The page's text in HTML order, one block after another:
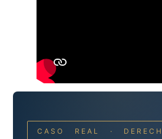
CASO REAL ·